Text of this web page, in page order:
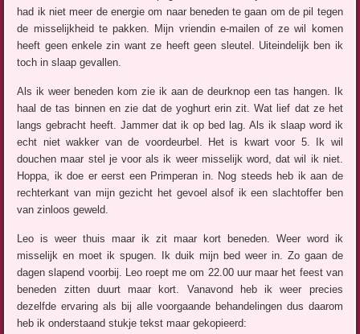
had ik niet meer de energie om naar beneden te gaan om de pil tegen
de misselijkheid te pakken. Mijn vriendin e-mailen of ze wil komen
heeft geen enkele zin want ze heeft geen sleutel. Uiteindelijk ben ik
toch in slaap gevallen.
Als ik weer beneden kom zie ik aan de deurknop een tas hangen. Ik
haal de tas binnen en zie dat de yoghurt erin zit. Wat lief dat ze het
langs gebracht heeft. Jammer dat ik op bed lag. Als ik slaap word ik
echt niet wakker van de voordeurbel. Het is kwart voor 5. Ik wil
douchen maar stel je voor als ik weer misselijk word, dat wil ik niet.
Hoppa, ik doe er eerst een Primperan in. Nog steeds heb ik aan de
rechterkant van mijn gezicht het gevoel alsof ik een slachtoffer ben
van zinloos geweld.
Leo is weer thuis maar ik zit maar kort beneden. Weer word ik
misselijk en moet ik spugen. Ik duik mijn bed weer in. Zo gaan de
dagen slapend voorbij. Leo roept me om 22.00 uur maar het feest van
beneden zitten duurt maar kort. Vanavond heb ik weer precies
dezelfde ervaring als bij alle voorgaande behandelingen dus daarom
heb ik onderstaand stukje tekst maar gekopieerd: